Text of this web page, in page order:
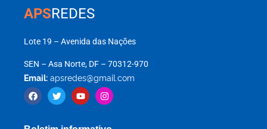
APSREDES
Lote 19 – Avenida das Nações
SEN – Asa Norte, DF – 70312-970
Email: apsredes@gmail.com